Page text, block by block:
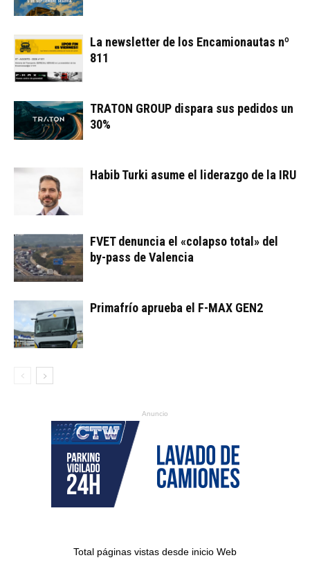
La newsletter de los Encamionautas nº
811
TRATON GROUP dispara sus pedidos un
30%
Habib Turki asume el liderazgo de la IRU
FVET denuncia el «colapso total» del
by-pass de Valencia
Primafrío aprueba el F-MAX GEN2
Anuncio
Total páginas vistas desde inicio Web